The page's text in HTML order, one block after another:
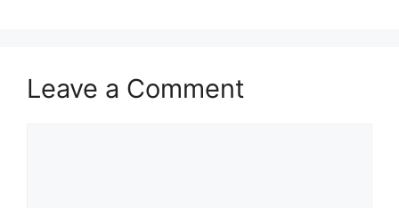
Leave a Comment